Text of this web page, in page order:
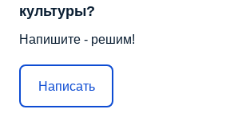
культуры?
Напишите - решим!
Написать